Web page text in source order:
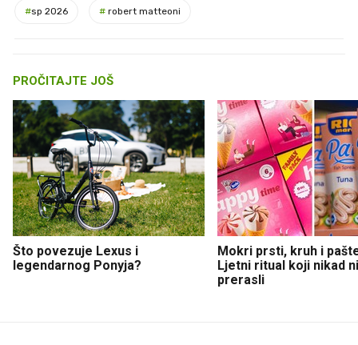
#sp 2026 # robert matteoni
PROČITAJTE JOŠ
Što povezuje Lexus i
legendarnog Ponyja?
Mokri prsti, kruh i
Ljetni ritual koji nikad
prerasli